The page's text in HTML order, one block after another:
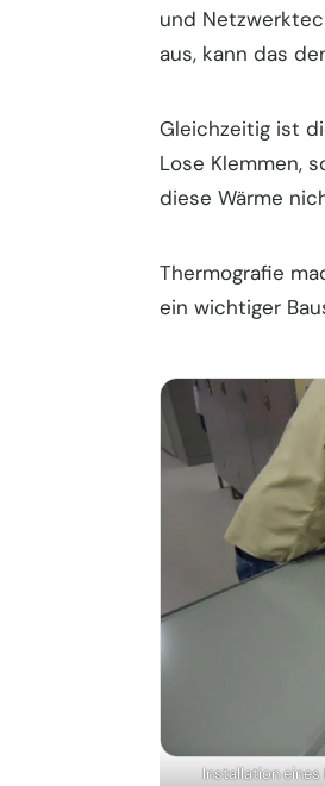
und
aus, kann das
Gleichzeitig ist
Lose Klemmen,
diese Wärme
Thermografie
ein wichtiger
Installation eines